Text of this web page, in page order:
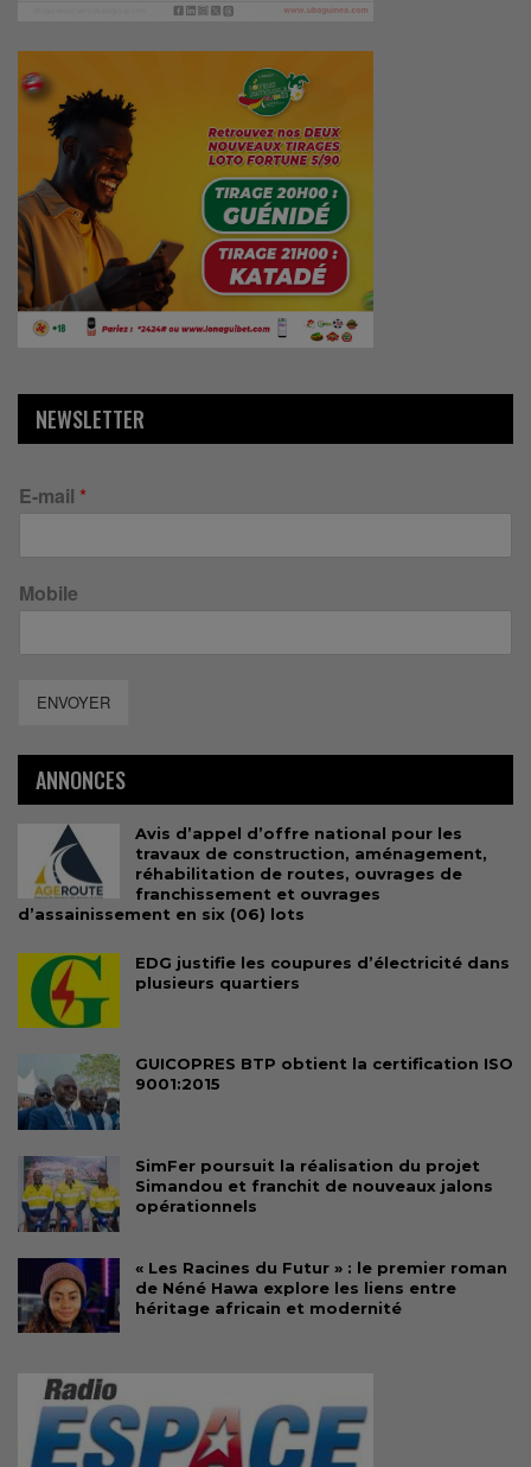
NEWSLETTER
E-mail *
Mobile
ENVOYER
ANNONCES
Avis d’appel d’offre national pour les
travaux de construction, aménagement,
réhabilitation de routes, ouvrages de
franchissement et ouvrages
d’assainissement en six (06) lots
EDG justifie les coupures d’électricité dans
plusieurs quartiers
GUICOPRES BTP obtient la certification ISO
9001:2015
SimFer poursuit la réalisation du projet
Simandou et franchit de nouveaux jalons
opérationnels
« Les Racines du Futur » : le premier roman
de Néné Hawa explore les liens entre
héritage africain et modernité